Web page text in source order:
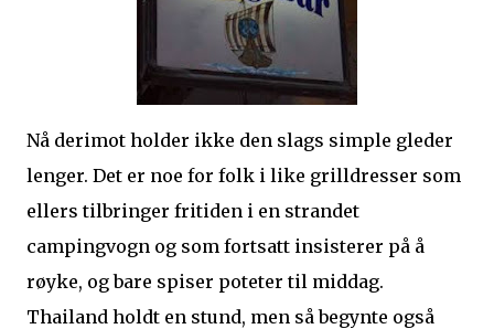
Nå derimot holder ikke den slags simple gleder
lenger. Det er noe for folk i like grilldresser som
ellers tilbringer fritiden i en strandet
campingvogn og som fortsatt insisterer på å
røyke, og bare spiser poteter til middag.
Thailand holdt en stund, men så begynte også